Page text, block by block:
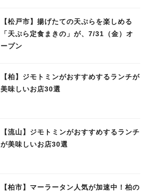
【松戸市】揚げたての天ぷらを楽しめる
「天ぷら定食まきの」が、7/31（金）オ
ープン
【柏】ジモトミンがおすすめするランチが
美味しいお店30選
【流山】ジモトミンがおすすめするランチ
が美味しいお店30選
【柏市】マーラータン人気が加速中！柏の